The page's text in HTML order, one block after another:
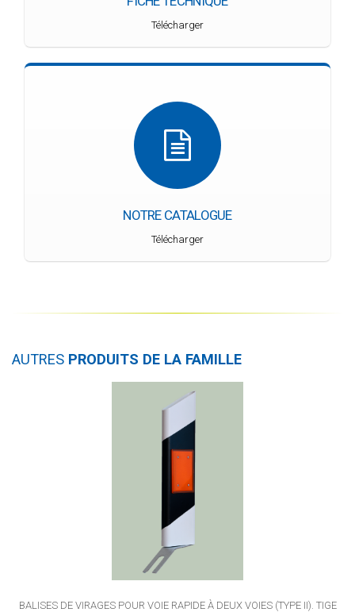
Télécharger
NOTRE CATALOGUE
Télécharger
AUTRES PRODUITS DE LA FAMILLE
BALISES DE VIRAGES POUR VOIE RAPIDE À DEUX VOIES (TYPE II). TIGE